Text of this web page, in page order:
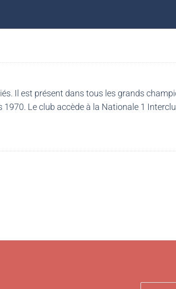
Il est présent dans tous les grands
Le club accède à la Nationale 1